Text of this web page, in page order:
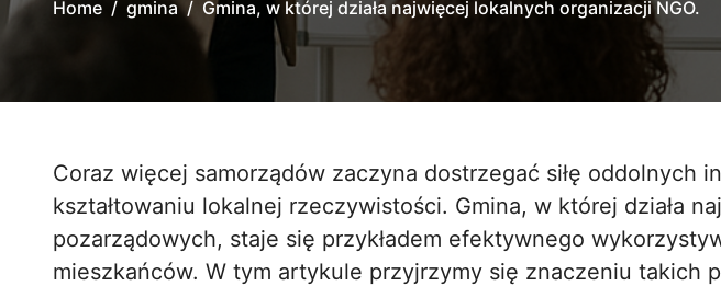
Home gmina Gmina, w której działa najwięcej lokalnych organizacji NGO.
Coraz więcej samorządów zaczyna dostrzegać siłę oddolnych
kształtowaniu lokalnej rzeczywistości. Gmina, w której działa
pozarządowych, staje się przykładem efektywnego
mieszkańców. W tym artykule przyjrzymy się znaczeniu takich